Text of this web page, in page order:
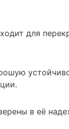
для
в её